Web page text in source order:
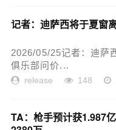
记者：迪萨西将于夏窗
2026/05/25记者：迪萨
俱乐部问价...
release 148
TA：枪手预计获1.987